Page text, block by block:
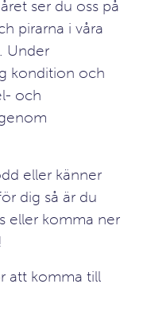
ser du oss på
pirarna i våra
Under
kondition och
och
eller känner
dig så är du
eller komma ner
att komma till